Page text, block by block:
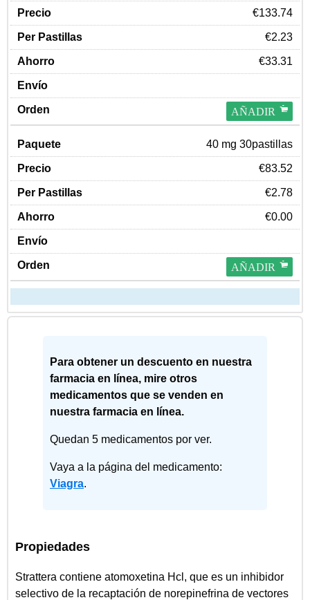
€133.74
€2.23
€33.31
AÑADIR
40 mg 30pastillas
€83.52
€2.78
€0.00
AÑADIR
Para obtener un descuento en nuestra
farmacia en línea, mire otros
medicamentos que se venden en
nuestra farmacia en línea.
Quedan 5 medicamentos por ver.
Vaya a la página del medicamento:
Viagra.
Propiedades
Strattera contiene atomoxetina Hcl, que es un inhibidor
selectivo de la recaptación de norepinefrina de vectores